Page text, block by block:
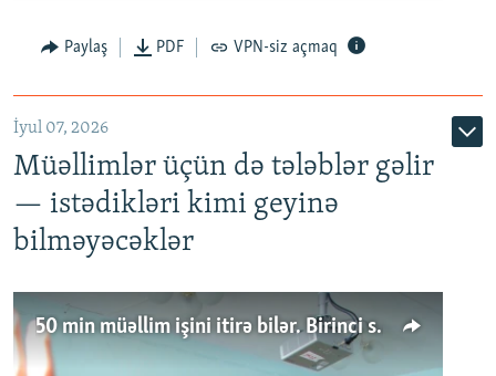
Paylaş PDF VPN-siz açmaq
İyul 07, 2026
Müəllimlər üçün də tələblər gəlir
— istədikləri kimi geyinə
bilməyəcəklər
50 min müəllim işini itirə bilər. Birinci sinfə gedənlər azalır